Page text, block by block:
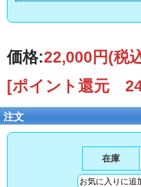
価格:22,000円(税
[ポイント還元
注文
在庫